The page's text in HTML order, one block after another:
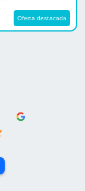
Oferta destacada